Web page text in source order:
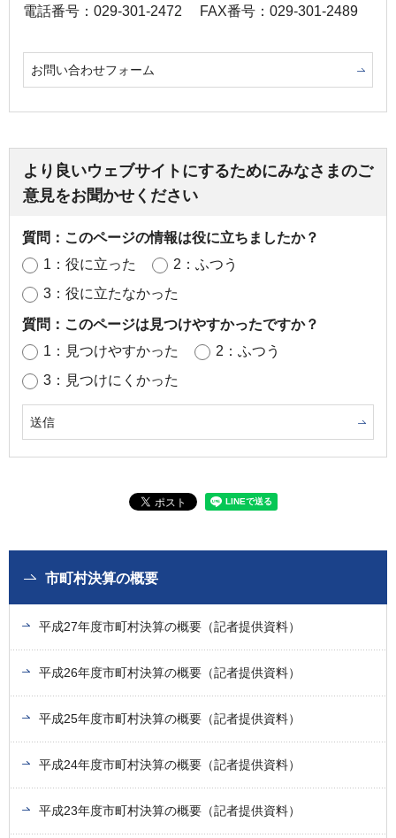
電話番号：029-301-2472
FAX番号：029-301-2489
お問い合わせフォーム
より良いウェブサイトにするためにみなさまのご
意見をお聞かせください
質問：このページの情報は役に立ちましたか？
1：役に立った
2：ふつう
3：役に立たなかった
質問：このページは見つけやすかったですか？
1：見つけやすかった
2：ふつう
3：見つけにくかった
市町村決算の概要
平成27年度市町村決算の概要（記者提供資料）
平成26年度市町村決算の概要（記者提供資料）
平成25年度市町村決算の概要（記者提供資料）
平成24年度市町村決算の概要（記者提供資料）
平成23年度市町村決算の概要（記者提供資料）